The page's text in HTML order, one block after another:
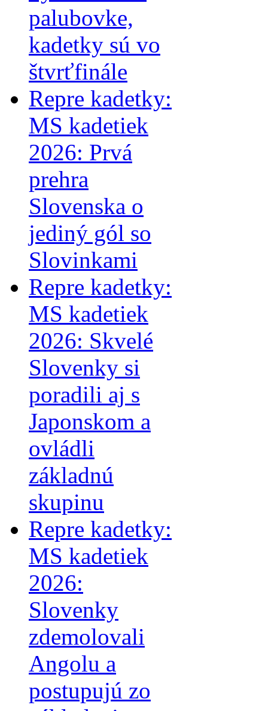
palubovke,
kadetky sú vo
štvrťfinále
Repre kadetky:
MS kadetiek
2026: Prvá
prehra
Slovenska o
jediný gól so
Slovinkami
Repre kadetky:
MS kadetiek
2026: Skvelé
Slovenky si
poradili aj s
Japonskom a
ovládli
základnú
skupinu
Repre kadetky:
MS kadetiek
2026:
Slovenky
zdemolovali
Angolu a
postupujú zo